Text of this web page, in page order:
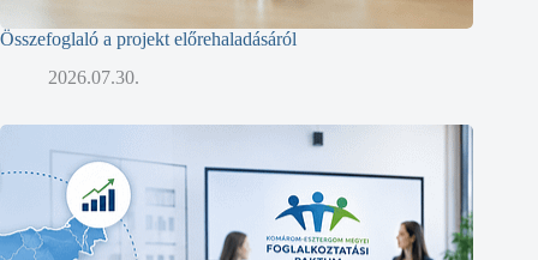
Összefoglaló a projekt előrehaladásáról
2026.07.30.